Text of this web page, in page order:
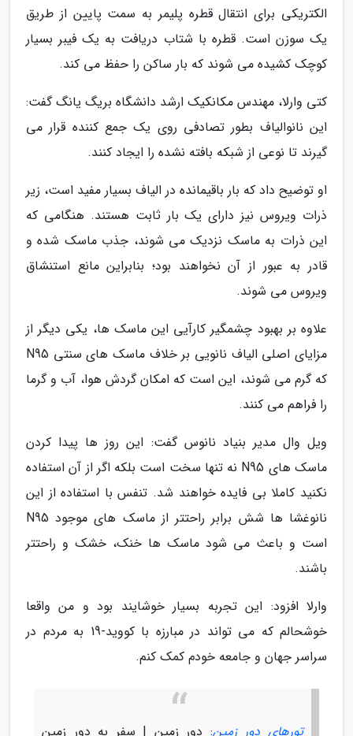
الکتریکی برای انتقال قطره پلیمر به سمت پایین از طریق
یک سوزن است. قطره با شتاب دریافت به یک فیبر بسیار
کوچک کشیده می شوند که بار ساکن را حفظ می کند.
کتی وارلا، مهندس مکانکیک ارشد دانشگاه بریگ یانگ گفت:
این نانوالیاف بطور تصادفی روی یک جمع کننده قرار می
گیرند تا نوعی از شبکه بافته نشده را ایجاد کنند.
او توضیح داد که بار باقیمانده در الیاف بسیار مفید است، زیر
ذرات ویروس نیز دارای یک بار ثابت هستند. هنگامی که
این ذرات به ماسک نزدیک می شوند، جذب ماسک شده و
قادر به عبور از آن نخواهند بود؛ بنابراین مانع استنشاق
ویروس می شوند.
علاوه بر بهبود چشمگیر کارآیی این ماسک ها، یکی دیگر از
مزایای اصلی الیاف نانویی بر خلاف ماسک های سنتی N95
که گرم می شوند، این است که امکان گردش هوا، آب و گرما
را فراهم می کنند.
ویل وال مدیر بنیاد نانوس گفت: این روز ها پیدا کردن
ماسک های N95 نه تنها سخت است بلکه اگر از آن استفاده
نکنید کاملا بی فایده خواهند شد. تنفس با استفاده از این
نانوغشا ها شش برابر راحتتر از ماسک های موجود N95
است و باعث می شود ماسک ها خنک، خشک و راحتتر
باشند.
وارلا افزود: این تجربه بسیار خوشایند بود و من واقعا
خوشحالم که می تواند در مبارزه با کووید-19 به مردم در
سراسر جهان و جامعه خودم کمک کنم.
تورهای دور زمین: دور زمین | سفر به دور زمین